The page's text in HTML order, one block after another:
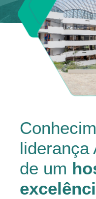
liderança
de um